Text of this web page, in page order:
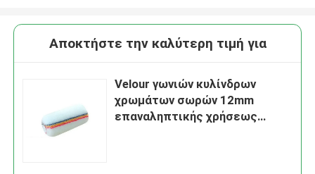
Αποκτήστε την καλύτερη τιμή για
Velour γωνιών κυλίνδρων
χρωμάτων σωρών 12mm
επαναληπτικής χρήσεως